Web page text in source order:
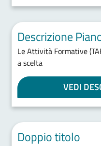
Descrizione
Le Attività Formative
a scelta
VEDI
Doppio titolo